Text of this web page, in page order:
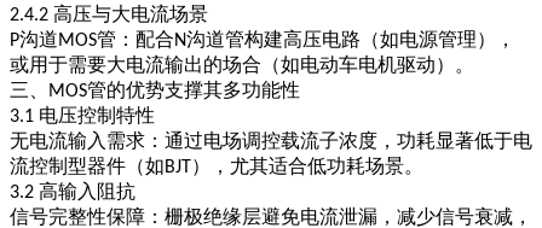
2.4.2 高压与大电流场景
P沟道MOS管 ：配合N沟道管构建高压电路（如电源管理），
或用于需要大电流输出的场合（如电动车电机驱动）。
三、
MOS管的优势支撑其多功能性
3.1 电压控制特性
无电流输入需求 ：通过电场调控载流子浓度，功耗显著低于电
流控制型器件（如BJT），尤其适合低功耗场景。
3.2 高输入阻抗
信号完整性保障 ：栅极绝缘层避免电流泄漏，减少信号衰减，